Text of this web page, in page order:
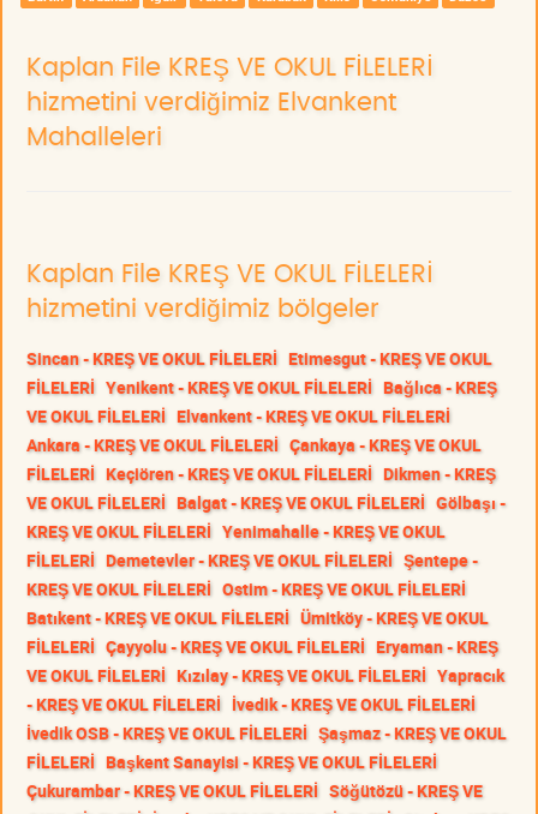
Kaplan File KREŞ VE OKUL FİLELERİ
hizmetini verdiğimiz Elvankent
Mahalleleri
Kaplan File KREŞ VE OKUL FİLELERİ
hizmetini verdiğimiz bölgeler
Sincan - KREŞ VE OKUL FİLELERİ Etimesgut - KREŞ VE OKUL
FİLELERİ Yenikent - KREŞ VE OKUL FİLELERİ Bağlıca - KREŞ
VE OKUL FİLELERİ Elvankent - KREŞ VE OKUL FİLELERİ
Ankara - KREŞ VE OKUL FİLELERİ Çankaya - KREŞ VE OKUL
FİLELERİ Keçiören - KREŞ VE OKUL FİLELERİ Dikmen - KREŞ
VE OKUL FİLELERİ Balgat - KREŞ VE OKUL FİLELERİ Gölbaşı -
KREŞ VE OKUL FİLELERİ Yenimahalle - KREŞ VE OKUL
FİLELERİ Demetevler - KREŞ VE OKUL FİLELERİ Şentepe -
KREŞ VE OKUL FİLELERİ Ostim - KREŞ VE OKUL FİLELERİ
Batıkent - KREŞ VE OKUL FİLELERİ Ümitköy - KREŞ VE OKUL
FİLELERİ Çayyolu - KREŞ VE OKUL FİLELERİ Eryaman - KREŞ
VE OKUL FİLELERİ Kızılay - KREŞ VE OKUL FİLELERİ Yapracık
- KREŞ VE OKUL FİLELERİ İvedik - KREŞ VE OKUL FİLELERİ
İvedik OSB - KREŞ VE OKUL FİLELERİ Şaşmaz - KREŞ VE OKUL
FİLELERİ Başkent Sanayisi - KREŞ VE OKUL FİLELERİ
Çukurambar - KREŞ VE OKUL FİLELERİ Söğütözü - KREŞ VE